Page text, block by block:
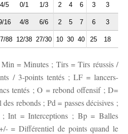
4/5 0/1 1/3 2 4 6 3 3
16 4/8 6/6 2 5 7 6 3
88 12/38 27/30 10 30 40 25 18
Min = Minutes ; Tirs = Tirs réussis /
/ 3-points tentés ; LF = lancers-
tentés ; O = rebond offensif ; D=
rebonds ; Pd = passes décisives ;
; Int = Interceptions ; Bp = Balles
= Différentiel de points quand le